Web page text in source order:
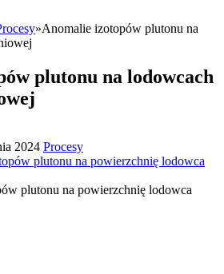
»Anomalie izotopów plutonu na
plutonu na lodowcach
2024 Procesy
plutonu na powierzchnię lodowca